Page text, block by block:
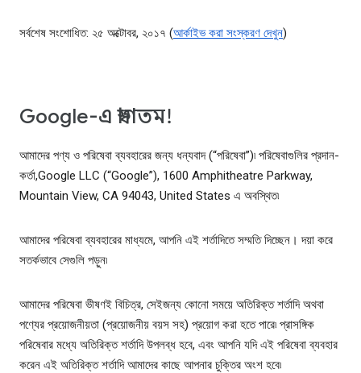
সর্বশেষ সংশোধিত: ২৫ অক্টোবর, ২০১৭ (আর্কাইভ করা সংস্করণ দেখুন)
Google-এ স্বাগতম!
আমাদের পণ্য ও পরিষেবা ব্যবহারের জন্য ধন্যবাদ (“পরিষেবা”)৷ পরিষেবাগুলির প্রদান-
কর্তা,Google LLC (“Google”), 1600 Amphitheatre Parkway,
Mountain View, CA 94043, United States এ অবস্থিত৷
আমাদের পরিষেবা ব্যবহারের মাধ্যমে, আপনি এই শর্তাদিতে সম্মতি দিচ্ছেন। দয়া করে
সতর্কভাবে সেগুলি পড়ুন৷
আমাদের পরিষেবা ভীষণই বিচিত্র, সেইজন্য কোনো সময়ে অতিরিক্ত শর্তাদি অথবা
পণ্যের প্রয়োজনীয়তা (প্রয়োজনীয় বয়স সহ) প্রয়োগ করা হতে পারে৷ প্রাসঙ্গিক
পরিষেবার মধ্যে অতিরিক্ত শর্তাদি উপলব্ধ হবে, এবং আপনি যদি এই পরিষেবা ব্যবহার
করেন এই অতিরিক্ত শর্তাদি আমাদের কাছে আপনার চুক্তির অংশ হবে৷